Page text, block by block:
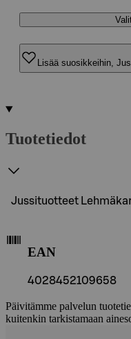
Lisää suosikkeihin,
Tuotetiedot
Jussituotteet
EAN
4028452109658
Päivitämme palvelun
kuitenkin tarkistamaan